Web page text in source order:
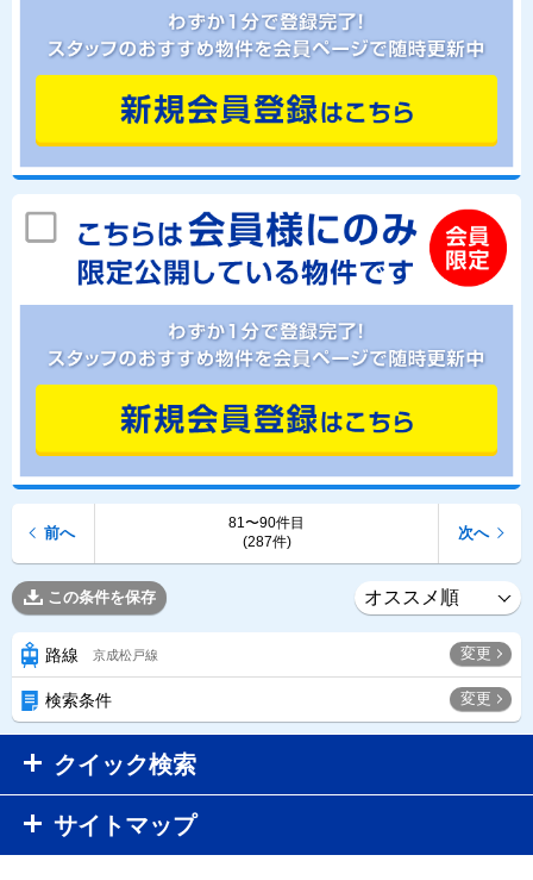
81〜90件目
(287件)
前へ 次へ
この条件を保存
路線 京成松戸線 変更
検索条件 変更
クイック検索
サイトマップ